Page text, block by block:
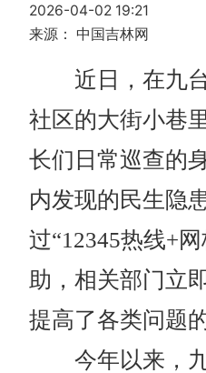
2026-04-02 19:21
来源： 中国吉林网
近日，在九台
社区的大街小巷
长们日常巡查的
内发现的民生隐
过“12345热线+
助，相关部门立
提高了各类问题
今年以来，九